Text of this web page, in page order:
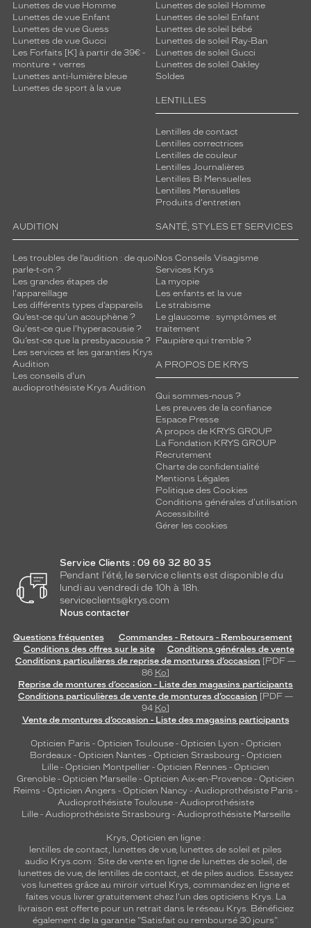
Lunettes de vue Homme
Lunettes de vue Enfant
Lunettes de vue Guess
Lunettes de vue Gucci
Les Forfaits [K] à partir de 39€ -
monture + verres
Lunettes anti-lumière bleue
Lunettes de sport à la vue
Lunettes de soleil Homme
Lunettes de soleil Enfant
Lunettes de soleil bébé
Lunettes de soleil Ray-Ban
Lunettes de soleil Gucci
Lunettes de soleil Oakley
Soldes
LENTILLES
Lentilles de contact
Lentilles correctrices
Lentilles de couleur
Lentilles Journalières
Lentilles Bi Mensuelles
Lentilles Mensuelles
Produits d'entretien
AUDITION
Les troubles de l’audition : de quoi
parle-t-on ?
Les grandes étapes de
l'appareillage
Les différents types d’appareils
Qu’est-ce qu'un acouphène ?
Qu'est-ce que l'hyperacousie ?
Qu’est-ce que la presbyacousie ?
Les services et les garanties Krys
Audition
Les conseils d'un
audioprothésiste Krys Audition
SANTÉ, STYLES ET SERVICES
Nos Conseils Visagisme
Services Krys
La myopie
Les enfants et la vue
Le strabisme
Le glaucome : symptômes et
traitement
Paupière qui tremble ?
A PROPOS DE KRYS
Qui sommes-nous ?
Les preuves de la confiance
Espace Presse
A propos de KRYS GROUP
La Fondation KRYS GROUP
Recrutement
Charte de confidentialité
Mentions Légales
Politique des Cookies
Conditions générales d'utilisation
Accessibilité
Gérer les cookies
Service Clients : 09 69 32 80 35
Pendant l'été, le service clients est disponible du
lundi au vendredi de 10h à 18h.
serviceclients@krys.com
Nous contacter
Questions fréquentes
Commandes - Retours - Remboursement
Conditions des offres sur le site
Conditions générales de vente
Conditions particulières de reprise de montures d’occasion [PDF —
86 Ko]
Reprise de montures d’occasion - Liste des magasins participants
Conditions particulières de vente de montures d’occasion [PDF —
94 Ko]
Vente de montures d’occasion - Liste des magasins participants
Opticien Paris - Opticien Toulouse- Opticien Lyon - Opticien
Bordeaux- Opticien Nantes - Opticien Strasbourg - Opticien
Lille - Opticien Montpellier - Opticien Rennes - Opticien
Grenoble - Opticien Marseille - Opticien Aix-en-Provence - Opticien
Reims - Opticien Angers - Opticien Nancy - Audioprothésiste Paris -
Audioprothésiste Toulouse- Audioprothésiste
Lille- Audioprothésiste Strasbourg - Audioprothésiste Marseille
Krys, Opticien en ligne :
lentilles de contact, lunettes de vue, lunettes de soleil et piles
audio Krys.com : Site de vente en ligne de lunettes de soleil, de
lunettes de vue, de lentilles de contact, et de piles audios. Essayez
vos lunettes grâce au miroir virtuel Krys, commandez en ligne et
faites vous livrer gratuitement chez l'un des opticiens Krys. La
livraison est offerte pour un retrait dans le réseau Krys. Bénéficiez
également de la garantie "Satisfait ou remboursé 30 jours".